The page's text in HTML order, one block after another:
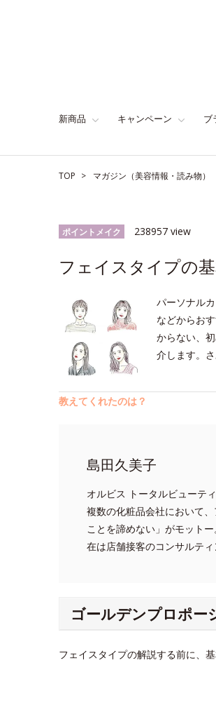
新商品 キャンペーン ブ
TOP マガジン（美容情報・読み物）
ポイントメイク 238957 view
フェイスタイプの
パーソナル
などからお
からない、
介します。
教えてくれたのは？
島田久美子
オルビス トータルビューテ
複数の化粧品会社において
ことを諦めない」がモット
在は店舗接客のコンサルテ
ゴールデンプロポー
フェイスタイプの解説する前に、